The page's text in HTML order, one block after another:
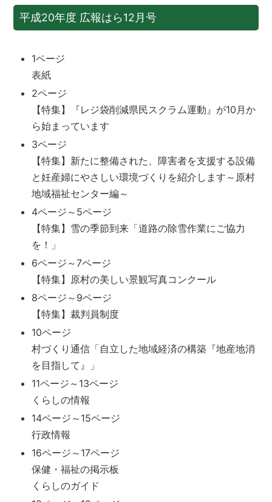
平成20年度 広報はら12月号
1ページ
表紙
2ページ
【特集】『レジ袋削減県民スクラム運動』が10月か
ら始まっています
3ページ
【特集】新たに整備された、障害者を支援する設備
と妊産婦にやさしい環境づくりを紹介します～原村
地域福祉センター編～
4ページ～5ページ
【特集】雪の季節到来「道路の除雪作業にご協力
を！」
6ページ～7ページ
【特集】原村の美しい景観写真コンクール
8ページ～9ページ
【特集】裁判員制度
10ページ
村づくり通信「自立した地域経済の構築『地産地消
を目指して』」
11ページ～13ページ
くらしの情報
14ページ～15ページ
行政情報
16ページ～17ページ
保健・福祉の掲示板
くらしのガイド